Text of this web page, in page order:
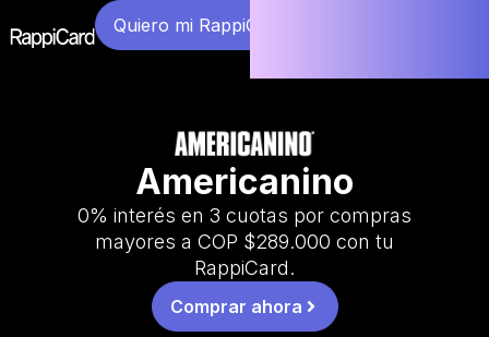
Quiero mi RappiCard
Americanino
0% interés en 3 cuotas por compras
mayores a COP $289.000 con tu
RappiCard.
Comprar ahora